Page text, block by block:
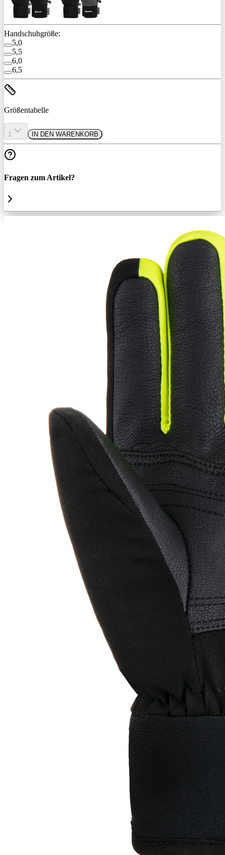
Handschuhgröße:
5,0
5,5
6,0
6,5
Größentabelle
1 IN DEN WARENKORB
Fragen zum Artikel?